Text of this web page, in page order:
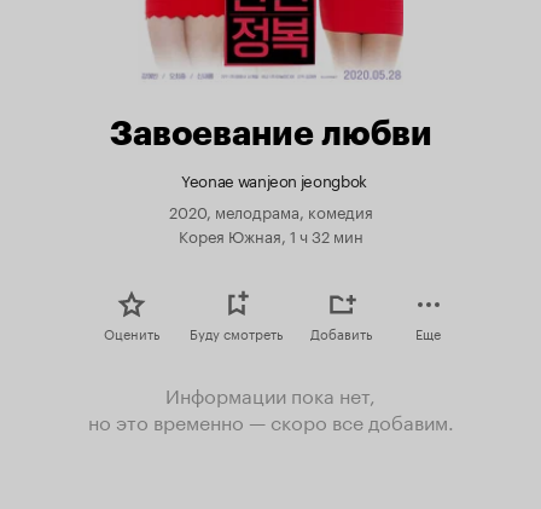
Завоевание любви
Yeonae wanjeon jeongbok
2020, мелодрама, комедия
Корея Южная, 1 ч 32 мин
Оценить Буду смотреть Добавить Еще
Информации пока нет,
но это временно — скоро все добавим.